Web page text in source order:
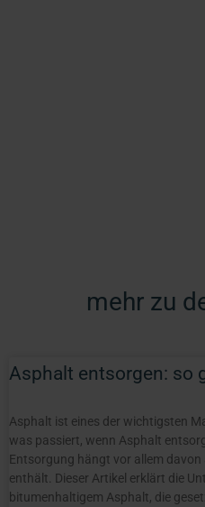
mehr zu
Asphalt entsorgen: so
Asphalt ist eines der wichtigsten
was passiert, wenn Asphalt
Entsorgung hängt vor allem davon
enthält. Dieser Artikel erklärt die
bitumenhaltigem Asphalt, die